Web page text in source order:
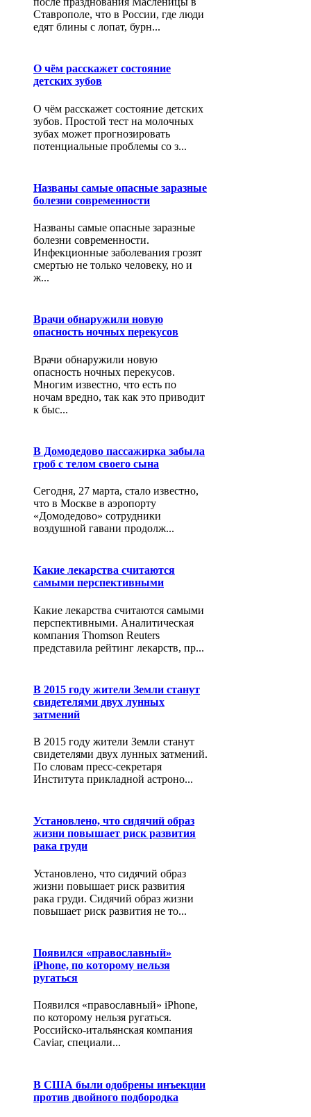
Ставрополе, что в России, где люди
едят блины с лопат, бурн...
О чём расскажет состояние
детских зубов
О чём расскажет состояние детских
зубов. Простой тест на молочных
зубах может прогнозировать
потенциальные проблемы со з...
Названы самые опасные заразные
болезни современности
Названы самые опасные заразные
болезни современности.
Инфекционные заболевания грозят
смертью не только человеку, но и
ж...
Врачи обнаружили новую
опасность ночных перекусов
Врачи обнаружили новую
опасность ночных перекусов.
Многим известно, что есть по
ночам вредно, так как это приводит
к быс...
В Домодедово пассажирка забыла
гроб с телом своего сына
Сегодня, 27 марта, стало известно,
что в Москве в аэропорту
«Домодедово» сотрудники
воздушной гавани продолж...
Какие лекарства считаются
самыми перспективными
Какие лекарства считаются самыми
перспективными. Аналитическая
компания Thomson Reuters
представила рейтинг лекарств, пр...
В 2015 году жители Земли станут
свидетелями двух лунных
затмений
В 2015 году жители Земли станут
свидетелями двух лунных затмений.
По словам пресс-секретаря
Института прикладной астроно...
Установлено, что сидячий образ
жизни повышает риск развития
рака груди
Установлено, что сидячий образ
жизни повышает риск развития
рака груди. Сидячий образ жизни
повышает риск развития не то...
Появился «православный»
iPhone, по которому нельзя
ругаться
Появился «православный» iPhone,
по которому нельзя ругаться.
Российско-итальянская компания
Caviar, специали...
В США были одобрены инъекции
против двойного подбородка